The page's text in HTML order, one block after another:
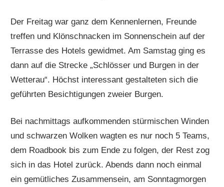
Der Freitag war ganz dem Kennenlernen, Freunde
treffen und Klönschnacken im Sonnenschein auf der
Terrasse des Hotels gewidmet. Am Samstag ging es
dann auf die Strecke „Schlösser und Burgen in der
Wetterau“. Höchst interessant gestalteten sich die
geführten Besichtigungen zweier Burgen.
Bei nachmittags aufkommenden stürmischen Winden
und schwarzen Wolken wagten es nur noch 5 Teams,
dem Roadbook bis zum Ende zu folgen, der Rest zog
sich in das Hotel zurück. Abends dann noch einmal
ein gemütliches Zusammensein, am Sonntagmorgen